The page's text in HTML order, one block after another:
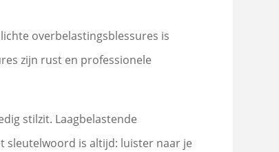
overbelastingsblessures is
zijn rust en professionele
stilzit. Laagbelastende
sleutelwoord is altijd: luister naar je